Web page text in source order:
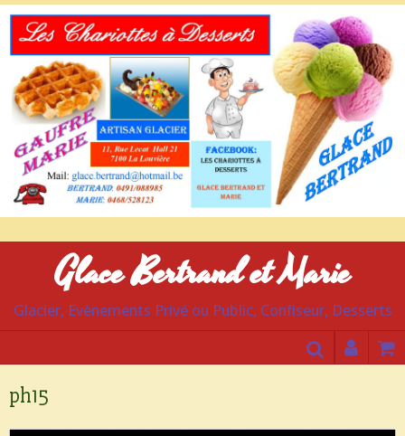
Glace Bertrand et Marie
Glacier, Evènements Privé ou Public, Confiseur, Desserts
ph15